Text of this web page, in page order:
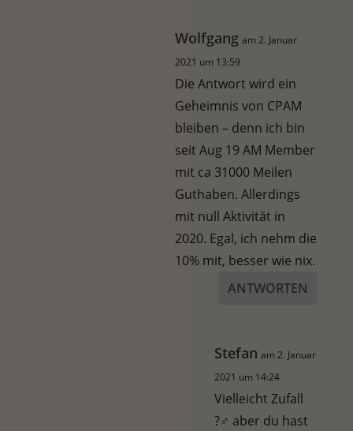
Wolfgang am 2. Januar
2021 um 13:59
Die Antwort wird ein
Geheimnis von CPAM
bleiben – denn ich bin
seit Aug 19 AM Member
mit ca 31000 Meilen
Guthaben. Allerdings
mit null Aktivität in
2020. Egal, ich nehm die
10% mit, besser wie nix.
ANTWORTEN
Stefan am 2. Januar
2021 um 14:24
Vielleicht Zufall
?‍♂️ aber du hast